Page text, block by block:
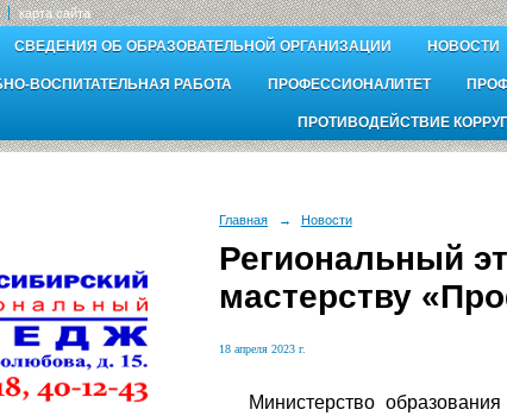
карта сайта
СВЕДЕНИЯ ОБ ОБРАЗОВАТЕЛЬНОЙ ОРГАНИЗАЦИИ НОВОСТИ
ВОСПИТАТЕЛЬНАЯ РАБОТА ПРОФЕССИОНАЛИТЕТ
ПРОТИВОДЕЙСТВИЕ
Главная → Новости
Региональный
мастерству
18 апреля 2023 г.
Министерство образования